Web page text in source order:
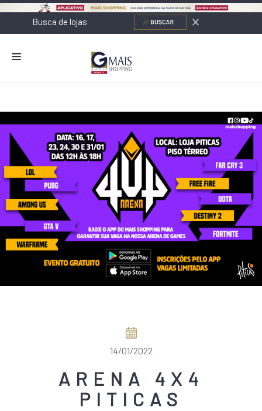
ALIMENTAÇÃO
CONTATO
NOVOS NEGÓCIOS
O SHOPPING
SERVIÇOS
SHOPPINGS DA GAZIT
14/01/2022
ARENA 4X4
PITICAS